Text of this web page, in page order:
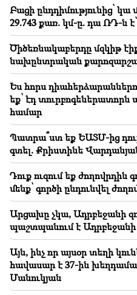
18:30
Տաթև համայնքի նախկին
Սիմոնյանից
դրամ
18:19
Բելառուսին պակասում
համակարգը. Լուկաշենկո
Բացի ընդդիմությունից՝ կա
29.743 քառ. կմ-ը. դա ՌԴ-ն
Ծիծեռնակաբերդը մզկիթ
նախընտրական
Ես հորս
եք՝ էդ տուրբոգեներատորն
համար
Պատրա՞ստ եք ԵԱՏՄ-ից
գտել. Քրիստինե
Դուք ուզում եք ժողովրդին
մենք՝ գործի ընդունվել
Արցախը չկա, Ադրբեջանի
պաշտպանում է Ադրբեջանի
Այն, ինչ որ այսօր տեղի
հավասար է 37-ին
Մանուկյան